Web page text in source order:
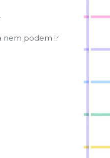
​​nem podem ir